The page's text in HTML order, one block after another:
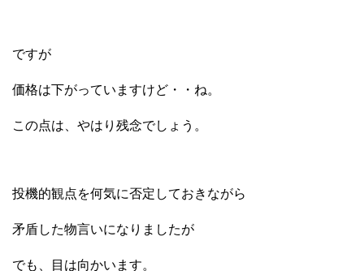
ですが
価格は下がっていますけど・・ね。
この点は、やはり残念でしょう。
投機的観点を何気に否定しておきながら
矛盾した物言いになりましたが
でも、目は向かいます。